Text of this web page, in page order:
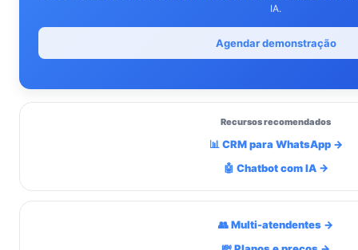
IA.
Agendar demonstração
Recursos recomendados
📊 CRM para WhatsApp →
🤖 Chatbot com IA →
👥 Multi-atendentes →